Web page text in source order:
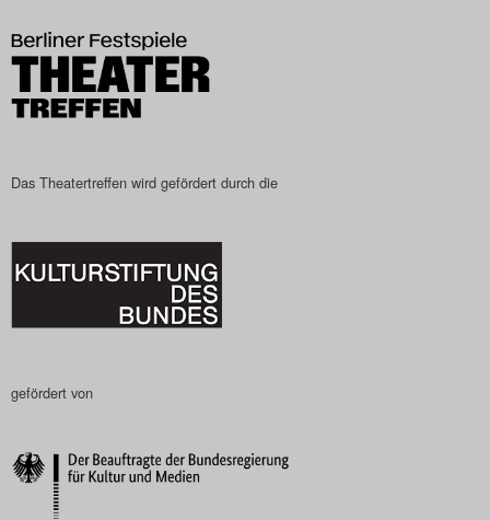
Search
Das Theatertreffen wird gefördert durch die
gefördert von